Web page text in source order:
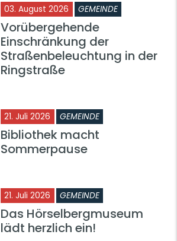
03. August 2026 GEMEINDE
Vorübergehende
Einschränkung der
Straßenbeleuchtung in der
Ringstraße
21. Juli 2026 GEMEINDE
Bibliothek macht
Sommerpause
21. Juli 2026 GEMEINDE
Das Hörselbergmuseum
lädt herzlich ein!